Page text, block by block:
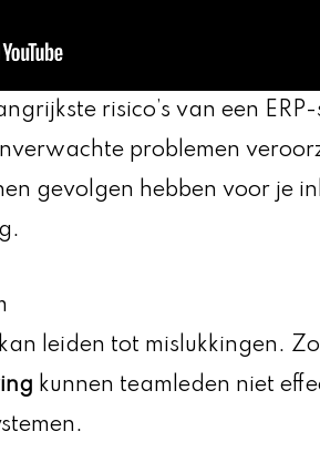
risico’s van een ERP-
problemen
gevolgen hebben voor je
kan leiden tot mislukkingen.
kunnen teamleden niet